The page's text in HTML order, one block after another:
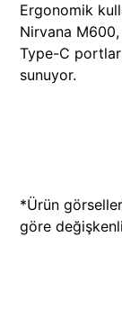
Ergonomik
Nirvana
Type-C
sunuyor.
*Ürün
göre